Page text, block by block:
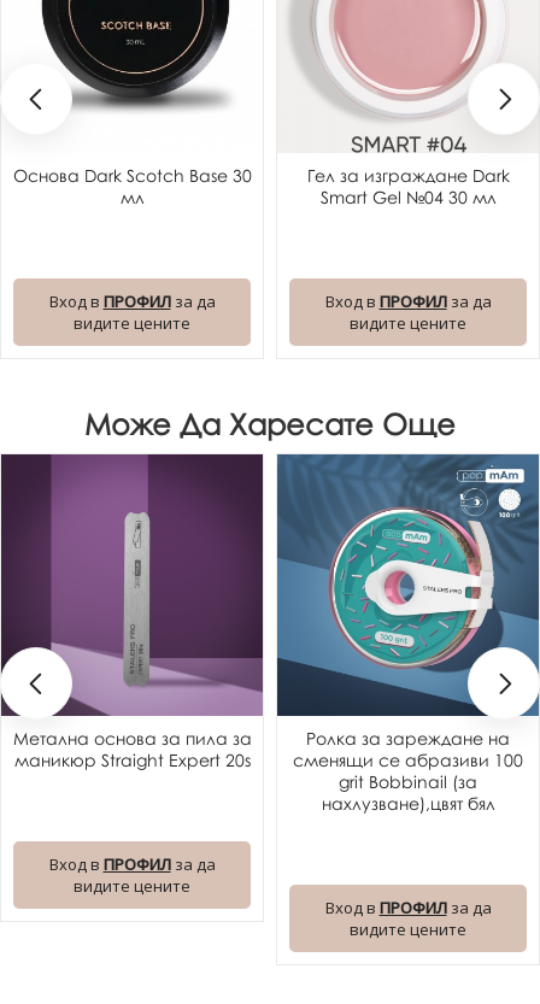
Основа Dark Scotch Base 30
мл
Вход в ПРОФИЛза да
видите цените
Гел за изграждане Dark
Smart Gel №04 30 мл
Вход в ПРОФИЛза да
видите цените
Може Да Харесате Още
Метална основа за пила за
маникюр Straight Expert 20s
Вход в ПРОФИЛза да
видите цените
Ролка за зареждане на
сменящи се абразиви 100
grit Bobbinail (за
нахлузване),цвят бял
Вход в ПРОФИЛза да
видите цените